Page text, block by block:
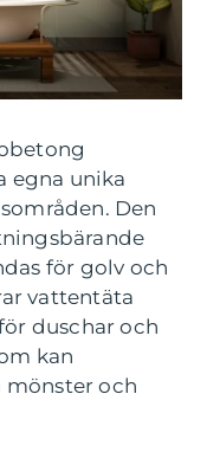
egna unika
Den
för golv och
vattentäta
duschar och
kan
mönster och